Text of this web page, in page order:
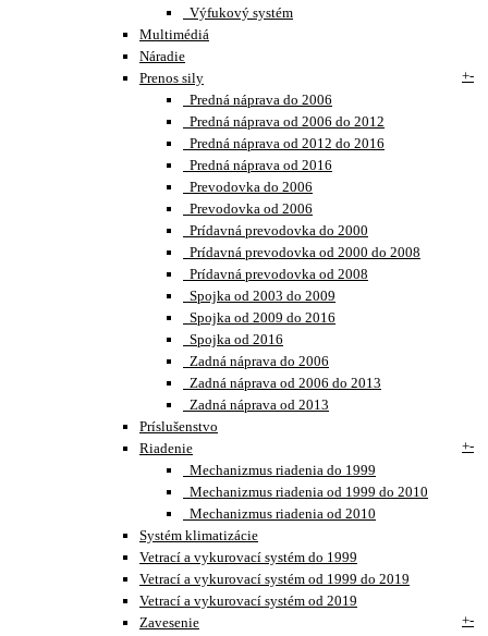
Výfukový systém
Multimédiá
Náradie
Prenos sily
+-
Predná náprava do 2006
Predná náprava od 2006 do 2012
Predná náprava od 2012 do 2016
Predná náprava od 2016
Prevodovka do 2006
Prevodovka od 2006
Prídavná prevodovka do 2000
Prídavná prevodovka od 2000 do 2008
Prídavná prevodovka od 2008
Spojka od 2003 do 2009
Spojka od 2009 do 2016
Spojka od 2016
Zadná náprava do 2006
Zadná náprava od 2006 do 2013
Zadná náprava od 2013
Príslušenstvo
Riadenie
+-
Mechanizmus riadenia do 1999
Mechanizmus riadenia od 1999 do 2010
Mechanizmus riadenia od 2010
Systém klimatizácie
Vetrací a vykurovací systém do 1999
Vetrací a vykurovací systém od 1999 do 2019
Vetrací a vykurovací systém od 2019
Zavesenie
+-